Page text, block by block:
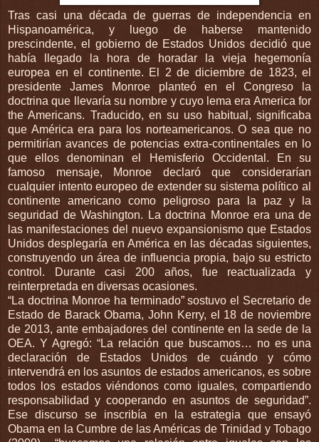
Tras casi una década de guerras de independencia en
Hispanoamérica, y luego de haberse mantenido
prescindente, el gobierno de Estados Unidos decidió que
había llegado la hora de horadar la vieja hegemonía
europea en el continente. El 2 de diciembre de 1823, el
presidente James Monroe planteó en el Congreso la
doctrina que llevaría su nombre y cuyo lema era America for
the Americans. Traducido, en su uso habitual, significaba
que América era para los norteamericanos. O sea que no
permitirían avances de potencias extra-continentales en lo
que ellos denominan el Hemisferio Occidental. En su
famoso mensaje, Monroe declaró que considerarían
cualquier intento europeo de extender su sistema político al
continente americano como peligroso para la paz y la
seguridad de Washington. La doctrina Monroe era una de
las manifestaciones del nuevo expansionismo que Estados
Unidos desplegaría en América en las décadas siguientes,
construyendo un área de influencia propia, bajo su estricto
control. Durante casi 200 años, fue reactualizada y
reinterpretada en diversas ocasiones.
“La doctrina Monroe ha terminado” sostuvo el Secretario de
Estado de Barack Obama, John Kerry, el 18 de noviembre
de 2013, ante embajadores del continente en la sede de la
OEA. Y Agregó: “La relación que buscamos… no es una
declaración de Estados Unidos de cuándo y cómo
intervendrá en los asuntos de estados americanos, es sobre
todos los estados viéndonos como iguales, compartiendo
responsabilidad y cooperando en asuntos de seguridad”.
Ese discurso se inscribía en la estrategia que ensayó
Obama en la Cumbre de las Américas de Trinidad y Tobago